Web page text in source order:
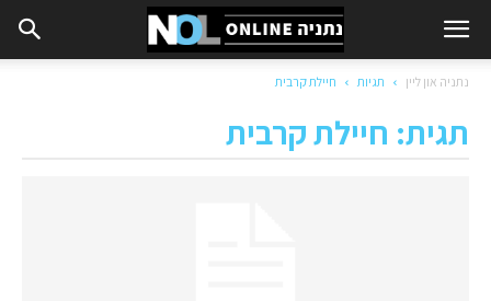
נתניה און ליין תגיות חיילת קרבית
תגית: חיילת קרבית